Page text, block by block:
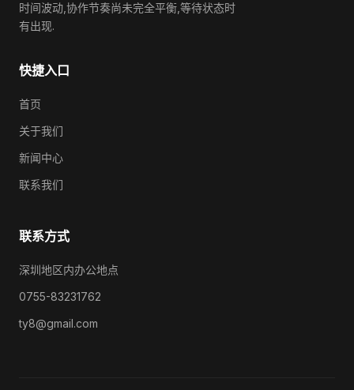
时间波动,协作节奏尚未完全平衡,等待状态时
有出现.
快捷入口
首页
关于我们
新闻中心
联系我们
联系方式
深圳地区内办公地点
0755-83231762
ty8@gmail.com